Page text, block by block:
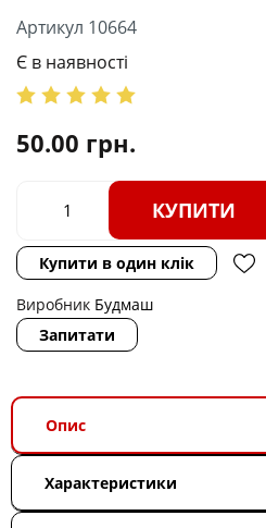
Артикул 10664
Є в наявності
50.00 грн.
КУПИТИ
Купити в один клік
Виробник Будмаш
Запитати
Опис
Характеристики